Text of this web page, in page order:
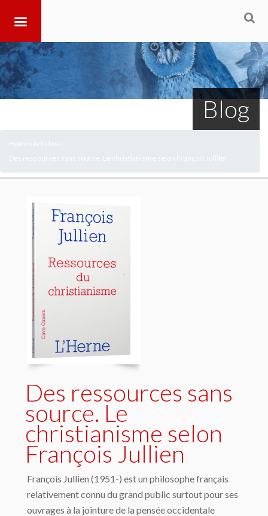
Blog
Des ressources sans
source. Le
christianisme selon
François Jullien
François Jullien (1951-) est un philosophe français
relativement connu du grand public surtout pour ses
ouvrages à la jointure de la pensée occidentale